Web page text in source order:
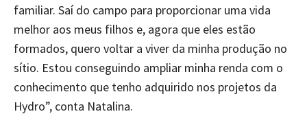
familiar. Saí do campo para proporcionar uma vida
melhor aos meus filhos e, agora que eles estão
formados, quero voltar a viver da minha produção no
sítio. Estou conseguindo ampliar minha renda com o
conhecimento que tenho adquirido nos projetos da
Hydro”, conta Natalina.